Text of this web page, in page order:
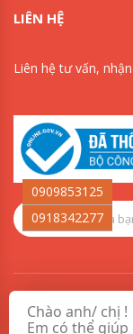
LIÊN HỆ
Liên hệ tư vấn,
VỀ CHÚNG TÔI
0909853125
0918342277
Chào anh/ chị !
Em có thể